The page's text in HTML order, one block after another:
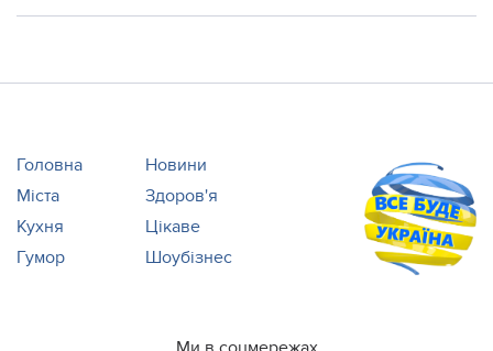
співачки Насті Каменських (NK). Вона ...
Головна
Новини
Міста
Здоров'я
Кухня
Цікаве
Гумор
Шоубізнес